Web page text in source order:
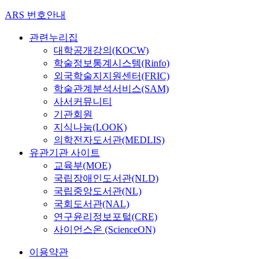
ARS 번호안내
관련누리집
대학공개강의(KOCW)
학술정보통계시스템(Rinfo)
외국학술지지원센터(FRIC)
학술관계분석서비스(SAM)
사서커뮤니티
기관회원
지식나눔(LOOK)
의학전자도서관(MEDLIS)
유관기관 사이트
교육부(MOE)
국립장애인도서관(NLD)
국립중앙도서관(NL)
국회도서관(NAL)
연구윤리정보포털(CRE)
사이언스온 (ScienceON)
이용약관